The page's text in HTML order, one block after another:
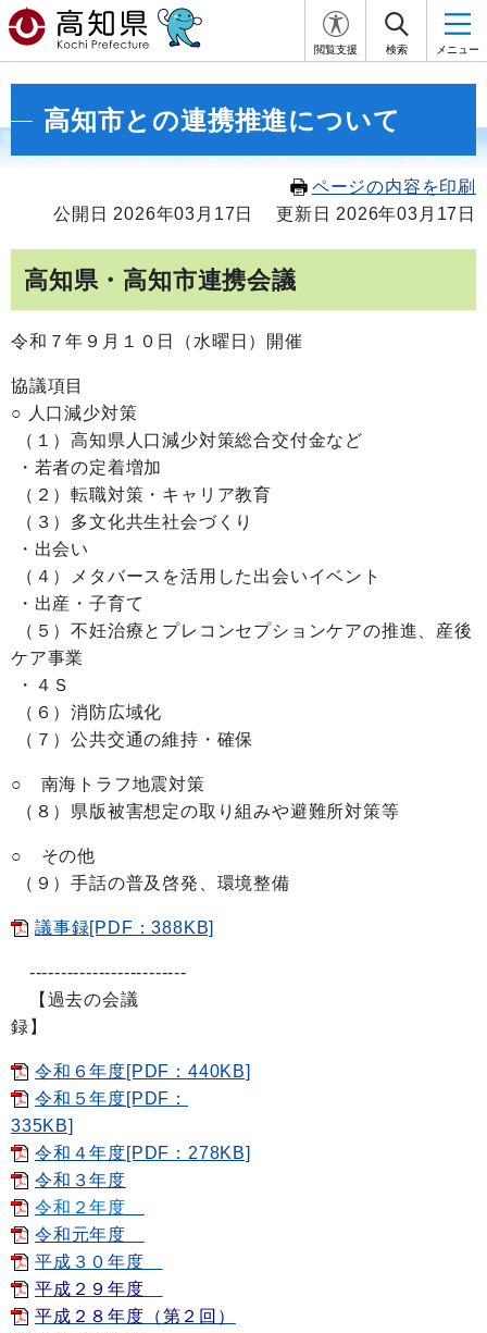
閲覧支援 検索 メニュー
高知市との連携推進について
ページの内容を印刷
公開日 2026年03月17日
更新日 2026年03月17日
高知県・高知市連携会議
令和７年９月１０日（水曜日）開催
協議項目
○ 人口減少対策
（１）高知県人口減少対策総合交付金など
・若者の定着増加
（２）転職対策・キャリア教育
（３）多文化共生社会づくり
・出会い
（４）メタバースを活用した出会いイベント
・出産・子育て
（５）不妊治療とプレコンセプションケアの推進、産後
ケア事業
・４Ｓ
（６）消防広域化
（７）公共交通の維持・確保
○ 南海トラフ地震対策
（８）県版被害想定の取り組みや避難所対策等
○ その他
（９）手話の普及啓発、環境整備
議事録[PDF：388KB]
-------------------------
【過去の会議
令和６年度[PDF：440KB]
令和５年度[PDF：
335KB]
令和４年度[PDF：278KB]
令和３年度
令和２年度
令和元年度
平成３０年度
平成２９年度
平成２８年度（第２回）